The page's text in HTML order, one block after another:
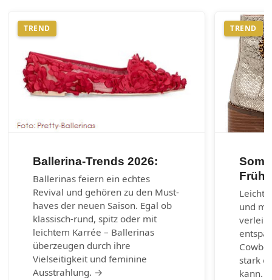
TREND
Ballerina-Trends 2026:
Ballerinas feiern ein echtes
Revival und gehören zu den Must-
haves der neuen Saison. Egal ob
klassisch-rund, spitz oder mit
leichtem Karrée – Ballerinas
überzeugen durch ihre
Vielseitigkeit und feminine
Ausstrahlung. →
TREND
und
stark
kann.